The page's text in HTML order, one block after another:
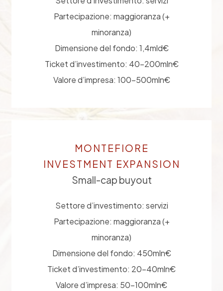
Partecipazione: maggioranza (+
minoranza)
Dimensione del fondo: 1,4mld€
Ticket d’investimento: 40-200mln€
Valore d’impresa: 100-500mln€
MONTEFIORE
INVESTMENT EXPANSION
Small-cap buyout
Settore d’investimento: servizi
Partecipazione: maggioranza (+
minoranza)
Dimensione del fondo: 450mln€
Ticket d’investimento: 20-40mln€
Valore d’impresa: 50-100mln€